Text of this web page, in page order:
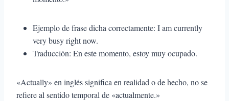
Ejemplo de frase dicha correctamente: I am currently
very busy right now.
Traducción: En este momento, estoy muy ocupado.
«Actually» en inglés significa en realidad o de hecho, no se
refiere al sentido temporal de «actualmente.»